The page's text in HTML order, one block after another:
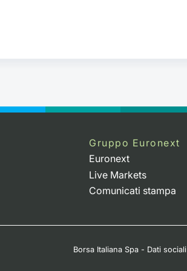
Gruppo Euronext
Euronext
Live Markets
Comunicati stampa
Borsa Italiana Spa - Dati sociali